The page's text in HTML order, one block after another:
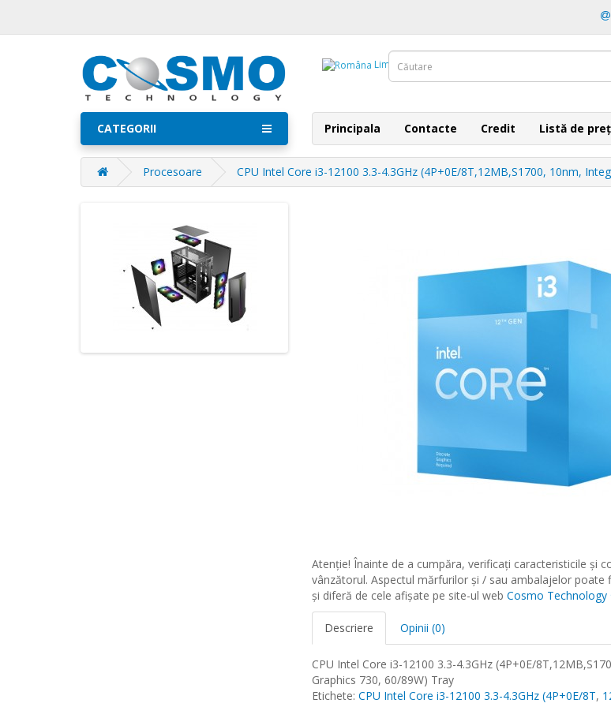
Limba
CATEGORII Principala Contacte Credit Listă de
Procesoare CPU Intel Core i3-12100 3.3-4.3GHz (4P+0E/8T,12MB,S1700, 10nm,
Atenţie! Înainte de a cumpăra, verificați caracteristicile și
vânzătorul. Aspectul mărfurilor și / sau ambalajelor
și diferă de cele afișate pe site-ul web Cosmo
Descriere Opinii (0)
CPU Intel Core i3-12100 3.3-4.3GHz (4P+0E/
Graphics 730, 60/89W) Tray
Etichete: CPU Intel Core i3-12100 3.3-4.3GHz (4P+0E/8T,